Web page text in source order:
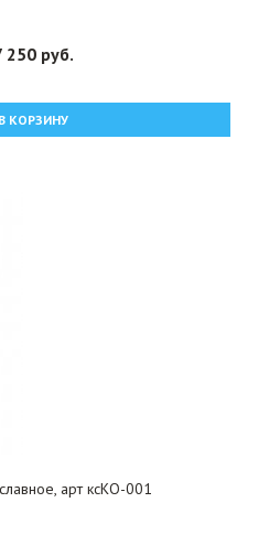
250 руб.
В КОРЗИНУ
арт ксКО-001